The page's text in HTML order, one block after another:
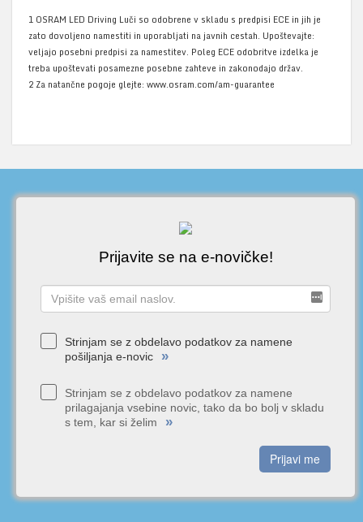
1 OSRAM LED Driving Luči so odobrene v skladu s predpisi ECE in jih je
zato dovoljeno namestiti in uporabljati na javnih cestah. Upoštevajte:
veljajo posebni predpisi za namestitev. Poleg ECE odobritve izdelka je
treba upoštevati posamezne posebne zahteve in zakonodajo držav.
2 Za natančne pogoje glejte: www.osram.com/am-guarantee
Prijavite se na e-novičke!
Strinjam se z obdelavo podatkov za namene
pošiljanja e-novic
»
Strinjam se z obdelavo podatkov za namene
prilagajanja vsebine novic, tako da bo bolj v skladu
s tem, kar si želim
»
Prijavi me